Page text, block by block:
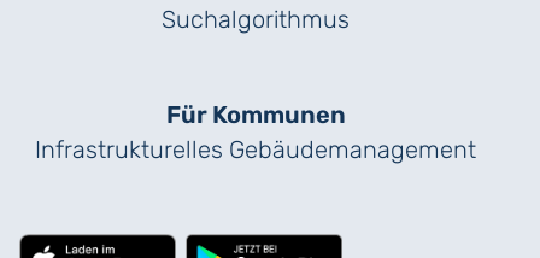
Suchalgorithmus
Für Kommunen
Infrastrukturelles Gebäude­management